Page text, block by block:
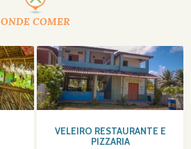
ONDE COMER
VELEIRO RESTAURANTE E
PIZZARIA